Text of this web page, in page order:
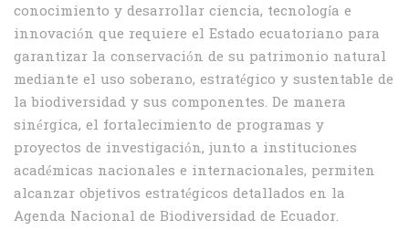
conocimiento y desarrollar ciencia, tecnología e
innovación que requiere el Estado ecuatoriano para
garantizar la conservación de su patrimonio natural
mediante el uso soberano, estratégico y sustentable de
la biodiversidad y sus componentes. De manera
sinérgica, el fortalecimiento de programas y
proyectos de investigación, junto a instituciones
académicas nacionales e internacionales, permiten
alcanzar objetivos estratégicos detallados en la
Agenda Nacional de Biodiversidad de Ecuador.